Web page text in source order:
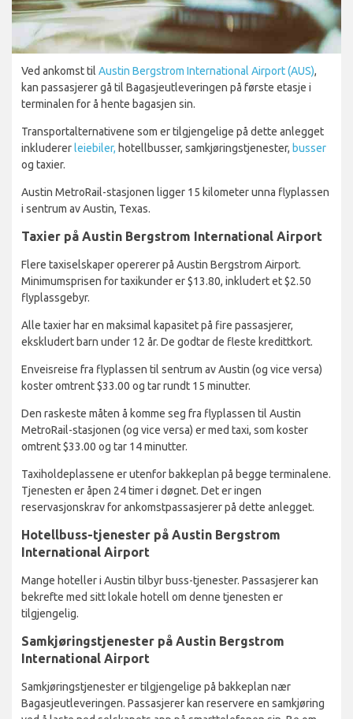
Ved ankomst til Austin Bergstrom International Airport (AUS),
kan passasjerer gå til Bagasjeutleveringen på første etasje i
terminalen for å hente bagasjen sin.
Transportalternativene som er tilgjengelige på dette anlegget
inkludererleiebiler, hotellbusser, samkjøringstjenester, busser
og taxier.
Austin MetroRail-stasjonen ligger 15 kilometer unna flyplassen
i sentrum av Austin, Texas.
Taxier på Austin Bergstrom International Airport
Flere taxiselskaper opererer på Austin Bergstrom Airport.
Minimumsprisen for taxikunder er $13.80, inkludert et $2.50
flyplassgebyr.
Alle taxier har en maksimal kapasitet på fire passasjerer,
ekskludert barn under 12 år. De godtar de fleste kredittkort.
Enveisreise fra flyplassen til sentrum av Austin (og vice versa)
koster omtrent $33.00 og tar rundt 15 minutter.
Den raskeste måten å komme seg fra flyplassen til Austin
MetroRail-stasjonen (og vice versa) er med taxi, som koster
omtrent $33.00 og tar 14 minutter.
Taxiholdeplassene er utenfor bakkeplan på begge terminalene.
Tjenesten er åpen 24 timer i døgnet. Det er ingen
reservasjonskrav for ankomstpassasjerer på dette anlegget.
Hotellbuss-tjenester på Austin Bergstrom
International Airport
Mange hoteller i Austin tilbyr buss-tjenester. Passasjerer kan
bekrefte med sitt lokale hotell om denne tjenesten er
tilgjengelig.
Samkjøringstjenester på Austin Bergstrom
International Airport
Samkjøringstjenester er tilgjengelige på bakkeplan nær
Bagasjeutleveringen. Passasjerer kan reservere en samkjøring